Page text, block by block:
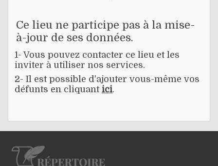
Ce lieu ne participe pas à la mise-
à-jour de ses données.
1- Vous pouvez contacter ce lieu et les
inviter à utiliser nos services.
2- Il est possible d'ajouter vous-même vos
défunts en cliquant ici.